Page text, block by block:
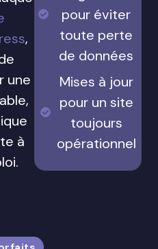
,
une
à
pour éviter
toute perte
de données
Mises à jour
pour un site
toujours
opérationnel